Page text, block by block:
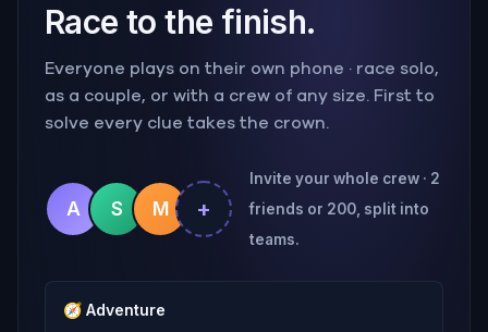
Race to the finish.
Everyone plays on their own phone · race solo,
as a couple, or with a crew of any size. First to
solve every clue takes the crown.
A S M +
Invite your whole crew · 2
friends or 200, split into
teams.
🧭 Adventure